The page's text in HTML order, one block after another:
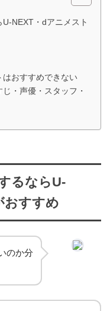
NEXT・dアニメスト
おすすめできない
・声優・スタッフ・
るならU-
おすすめ
のか分